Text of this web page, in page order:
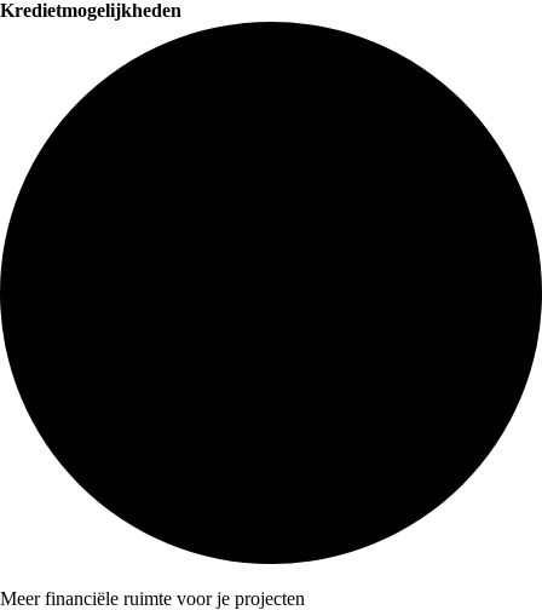
Kredietmogelijkheden
Meer financiële ruimte voor je projecten